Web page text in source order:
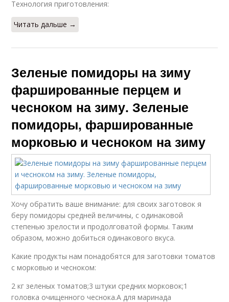
Технология приготовления:
Читать дальше →
Зеленые помидоры на зиму
фаршированные перцем и
чесноком на зиму. Зеленые
помидоры, фаршированные
морковью и чесноком на зиму
Хочу обратить ваше внимание: для своих заготовок я
беру помидоры средней величины, с одинаковой
степенью зрелости и продолговатой формы. Таким
образом, можно добиться одинакового вкуса.
Какие продукты нам понадобятся для заготовки томатов
с морковью и чесноком:
2 кг зеленых томатов;3 штуки средних морковок;1
головка очищенного чеснока.А для маринада